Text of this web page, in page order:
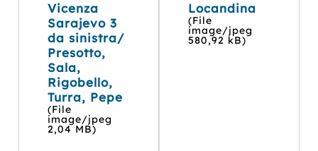
Vicenza
Sarajevo 3
da sinistra/
Presotto,
Sala,
Rigobello,
Turra, Pepe
(File
image/jpeg
2,04 MB)
Locandina
(File
image/jpeg
580,92 kB)